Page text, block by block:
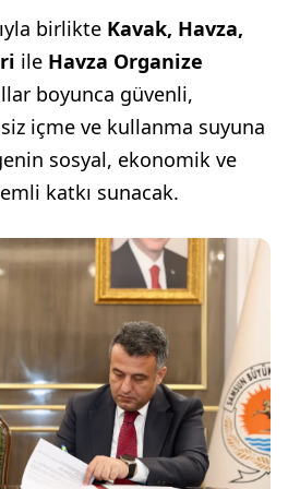
birlikte Kavak, Havza,
ile Havza Organize
boyunca güvenli,
içme ve kullanma suyuna
sosyal, ekonomik ve
katkı sunacak.